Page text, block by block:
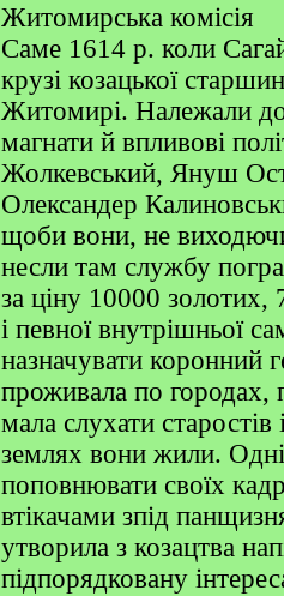
Житомирська комісія
Саме 1614 р. коли
крузі козацької
Житомирі. Належали до
магнати й впливові
Жолкевський, Януш
Олександер
щоби вони, не
несли там службу
за ціну 10000
і певної внутрішньої
назначувати коронний
проживала по городах,
мала слухати
землях вони жили.
поповнювати своїх
втікачами зпід
утворила з козацтва
підпорядковану